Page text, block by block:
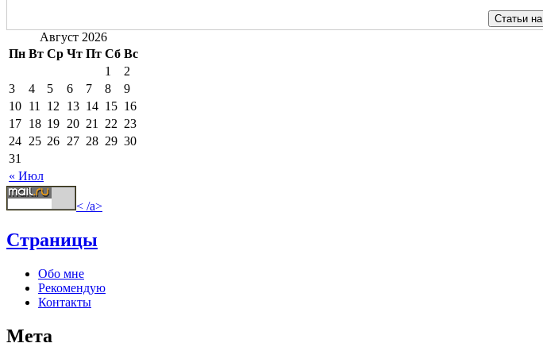
Август 2026
Пн Вт Ср Чт Пт Сб Вс
« Июл
1
2
3
4 5 6 7 8
9
10 11 12 13 14 15 16
17 18 19 20 21 22 23
24 25 26 27 28 29 30
31
< /a>
Страницы
Обо мне
Рекомендую
Контакты
Мета